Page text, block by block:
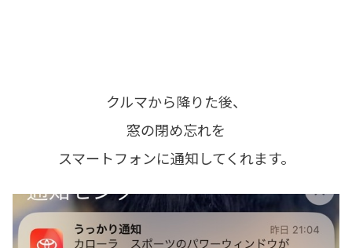
クルマから降りた後、
窓の閉め忘れを
スマートフォンに通知してくれます。